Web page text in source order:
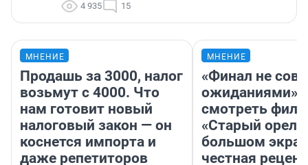
4 935 15
МНЕНИЕ
Продашь за 3000, налог
возьмут с 4000. Что
нам готовит новый
налоговый закон — он
коснется импорта и
даже репетиторов
МНЕНИЕ
«Финал не
ожиданиями»:
смотреть
«Старый орел»
большом
честная